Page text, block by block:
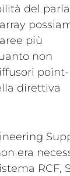
del
più
non
point-
direttiva
era